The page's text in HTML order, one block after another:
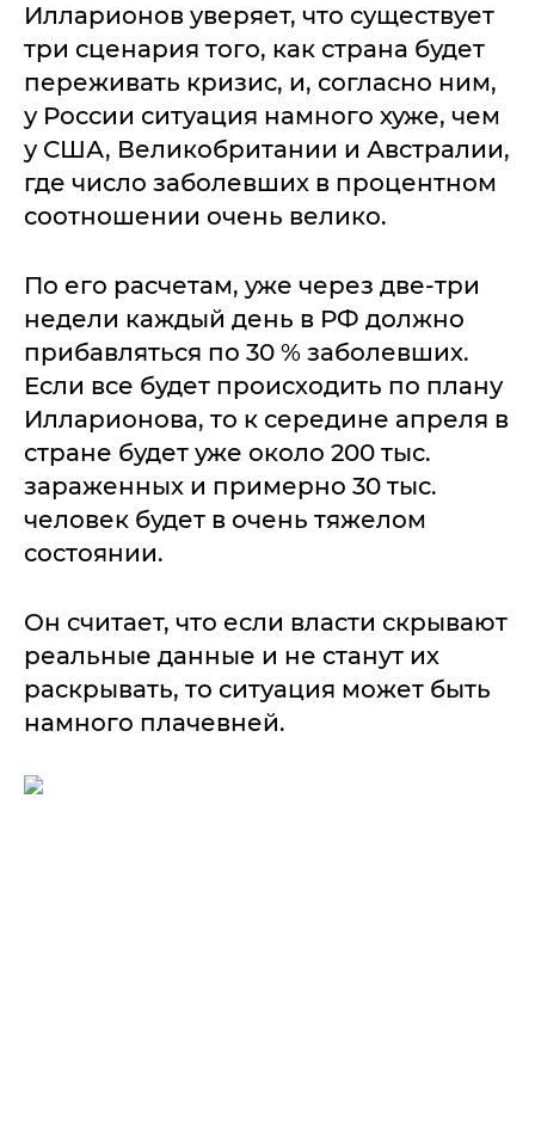
Илларионов уверяет, что существует
три сценария того, как страна будет
переживать кризис, и, согласно ним,
у России ситуация намного хуже, чем
у США, Великобритании и Австралии,
где число заболевших в процентном
соотношении очень велико.
По его расчетам, уже через две-три
недели каждый день в РФ должно
прибавляться по 30 % заболевших.
Если все будет происходить по плану
Илларионова, то к середине апреля в
стране будет уже около 200 тыс.
зараженных и примерно 30 тыс.
человек будет в очень тяжелом
состоянии.
Он считает, что если власти скрывают
реальные данные и не станут их
раскрывать, то ситуация может быть
намного плачевней.